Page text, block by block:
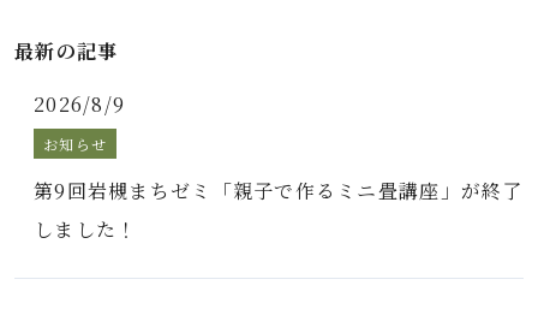
最新の記事
2026/8/9
お知らせ
第9回岩槻まちゼミ「親子で作るミニ畳講座」が終了
しました！